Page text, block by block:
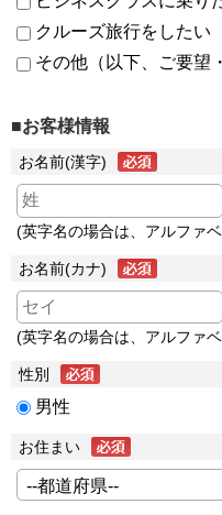
クルーズ旅行をしたい
その他（以下、ご要望
■お客様情報
お名前(漢字)
(英字名の場合は、アルファ
お名前(カナ)
(英字名の場合は、アルファ
性別
男性
お住まい